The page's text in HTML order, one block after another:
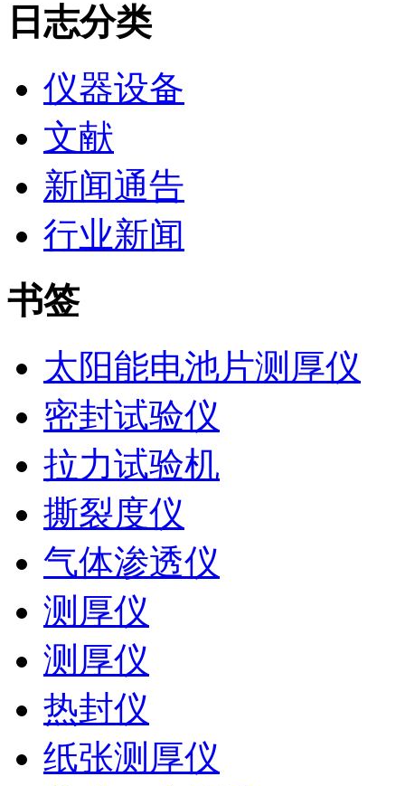
日志分类
仪器设备
文献
新闻通告
行业新闻
书签
太阳能电池片测厚仪
密封试验仪
拉力试验机
撕裂度仪
气体渗透仪
测厚仪
测厚仪
热封仪
纸张测厚仪